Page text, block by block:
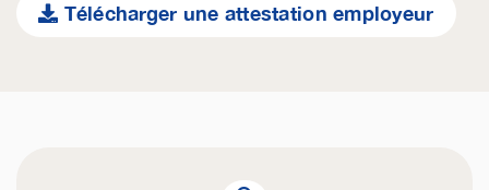
Télécharger une attestation employeur